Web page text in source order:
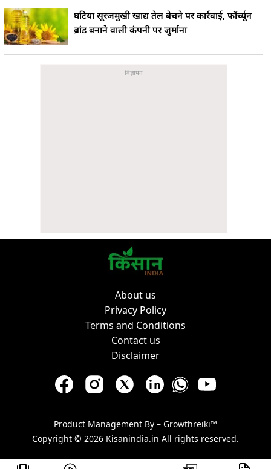
घटिया सूरजमुखी खाद्य तेल बेचने पर कार्रवाई, फॉर्च्यून
ब्रांड बनाने वाली कंपनी पर जुर्माना
About us
Privacy Policy
Terms and Conditions
Contact us
Disclaimer
Product Management By – Growthreiki™
Copyright © 2026 Kisanindia.in All rights reserved.